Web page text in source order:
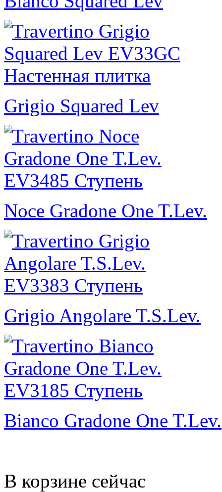
Grigio Squared Lev
Noce Gradone One T.Lev.
Grigio Angolare T.S.Lev.
Bianco Gradone One T.Lev.
В корзине сейчас